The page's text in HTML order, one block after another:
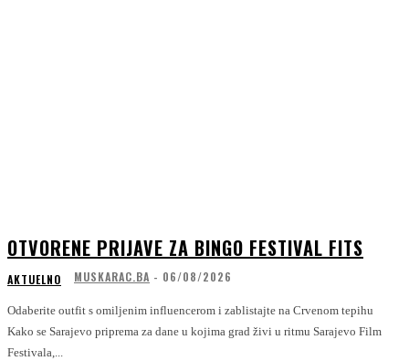
OTVORENE PRIJAVE ZA BINGO FESTIVAL FITS
AKTUELNO MUSKARAC.BA - 06/08/2026
Odaberite outfit s omiljenim influencerom i zablistajte na Crvenom tepihu
Kako se Sarajevo priprema za dane u kojima grad živi u ritmu Sarajevo Film
Festivala,...